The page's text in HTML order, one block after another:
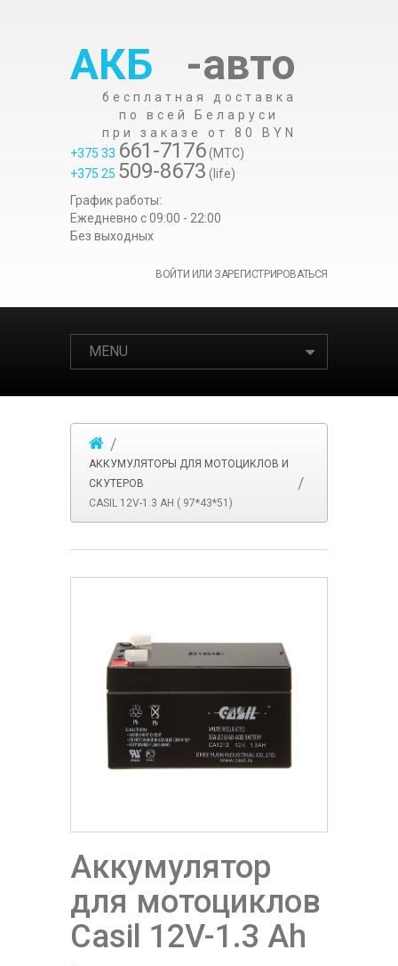
АКБ -авто
бесплатная доставка
по всей Беларуси
при заказе от 80 BYN
+375 33 661-7176(МТС)
+375 25 509-8673 (life)
График работы:
Ежедневно c 09:00 - 22:00
Без выходных
ВОЙТИ ИЛИ ЗАРЕГИСТРИРОВАТЬСЯ
MENU
АККУМУЛЯТОРЫ ДЛЯ МОТОЦИКЛОВ И
СКУТЕРОВ
CASIL 12V-1.3 AH ( 97*43*51)
Аккумулятор
для мотоциклов
Casil 12V-1.3 Ah